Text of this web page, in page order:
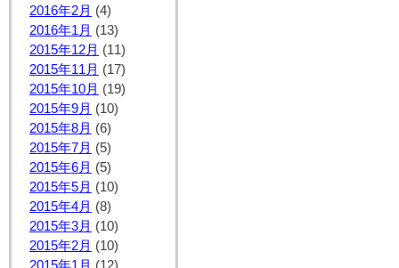
2016年2月 (4)
2016年1月 (13)
2015年12月 (11)
2015年11月 (17)
2015年10月 (19)
2015年9月 (10)
2015年8月 (6)
2015年7月 (5)
2015年6月 (5)
2015年5月 (10)
2015年4月 (8)
2015年3月 (10)
2015年2月 (10)